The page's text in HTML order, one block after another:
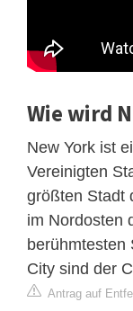
Wie wird
New York ist
Vereinigten
größten Stadt
im Nordosten
berühmtesten
City sind der
Antrag auf